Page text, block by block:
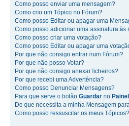
Como posso enviar uma mensagem?
Como crio um Tópico no Fórum?
Como posso Editar ou apagar uma
Como posso adicionar uma assinatura às
Como posso criar uma votação?
Como posso Editar ou apagar uma
Por que não consigo entrar num Fórum?
Por que não posso Votar?
Por que não consigo anexar ficheiros?
Por que recebi uma Advertência?
Como posso Denunciar Mensagens?
Para que serve o botão Guardar no
Do que necessita a minha Mensagem
Como posso ressuscitar os meus Tópicos?